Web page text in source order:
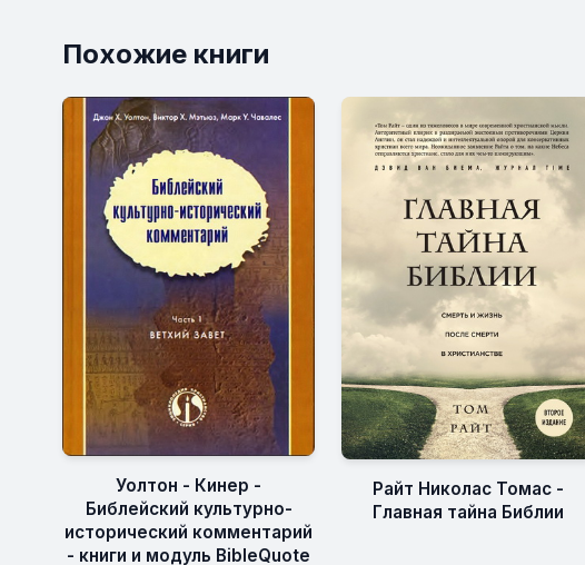
Похожие книги
Уолтон - Кинер -
Библейский культурно-
исторический комментарий
- книги и модуль BibleQuote
Райт Николас Томас -
Главная тайна Библии